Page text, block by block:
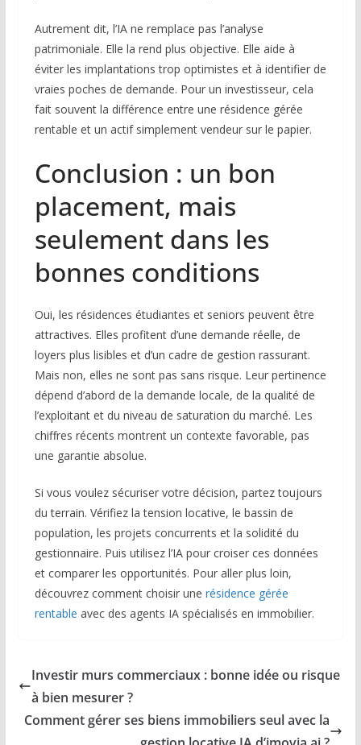
Autrement dit, l’IA ne remplace pas l’analyse
patrimoniale. Elle la rend plus objective. Elle aide à
éviter les implantations trop optimistes et à identifier de
vraies poches de demande. Pour un investisseur, cela
fait souvent la différence entre une résidence gérée
rentable et un actif simplement vendeur sur le papier.
Conclusion : un bon
placement, mais
seulement dans les
bonnes conditions
Oui, les résidences étudiantes et seniors peuvent être
attractives. Elles profitent d’une demande réelle, de
loyers plus lisibles et d’un cadre de gestion rassurant.
Mais non, elles ne sont pas sans risque. Leur pertinence
dépend d’abord de la demande locale, de la qualité de
l’exploitant et du niveau de saturation du marché. Les
chiffres récents montrent un contexte favorable, pas
une garantie absolue.
Si vous voulez sécuriser votre décision, partez toujours
du terrain. Vérifiez la tension locative, le bassin de
population, les projets concurrents et la solidité du
gestionnaire. Puis utilisez l’IA pour croiser ces données
et comparer les opportunités. Pour aller plus loin,
découvrez comment choisir une résidence gérée
rentable avec des agents IA spécialisés en immobilier.
Investir murs commerciaux : bonne idée ou risque
à bien mesurer ?
Comment gérer ses biens immobiliers seul avec la